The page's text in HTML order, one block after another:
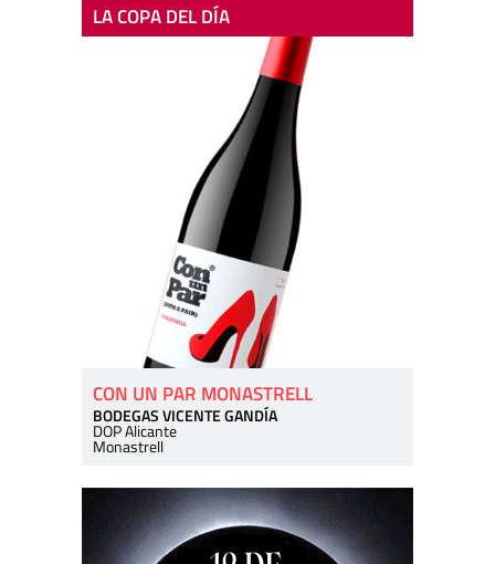
LA COPA DEL DÍA
CON UN PAR MONASTRELL
BODEGAS VICENTE GANDÍA
DOP Alicante
Monastrell